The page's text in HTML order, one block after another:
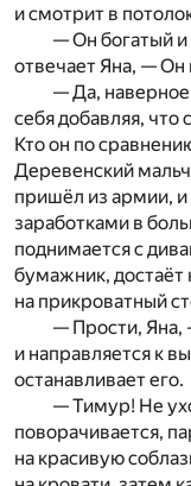
и смотрит в
— Он богатый
отвечает Яна, — Он
— Да,
себя добавляя, что
Кто он по
Деревенский
пришёл из армии,
заработками в
поднимается с
бумажник, достаёт
на прикроватный
— Прости, Яна,
и направляется к
останавливает его.
— Тимур! Не
поворачивается,
на красивую